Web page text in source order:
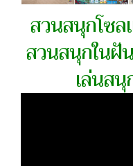
สวนสนุกโซ
สวนสนุกในฝั
เล่นส